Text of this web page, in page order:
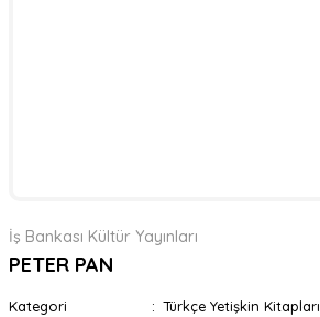
İş Bankası Kültür Yayınları
PETER PAN
Kategori
Türkçe Yetişkin Kitapları